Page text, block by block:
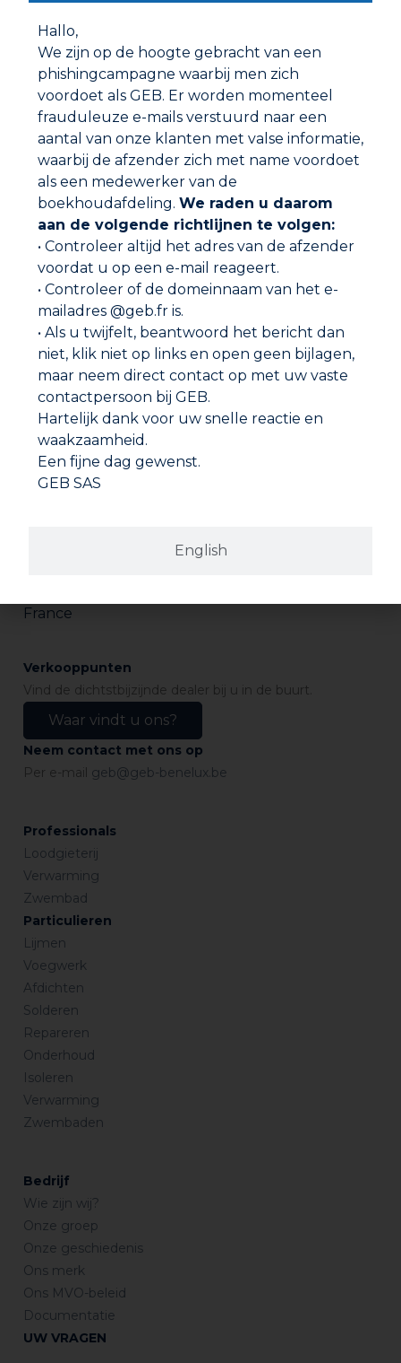
SCHOORSTEENVEEGPOEDER
France
Professionals
Loodgieterij
Verwarming
Zwembad
Particulieren
Lijmen
Voegwerk
Afdichten
Solderen
Repareren
Onderhoud
Isoleren
Verwarming
Zwembaden
Bedrijf
Wie zijn wij?
Onze groep
Onze geschiedenis
Ons merk
Ons MVO-beleid
Documentatie
UW VRAGEN
Verkooppunten
Vind de dichtstbijzijnde dealer bij u in de buurt.
Waar vindt u ons?
Neem contact met ons op
Per e-mail geb@geb-benelux.be
English
Hallo,
We zijn op de hoogte gebracht van een
phishingcampagne waarbij men zich
voordoet als GEB. Er worden momenteel
frauduleuze e-mails verstuurd naar een
aantal van onze klanten met valse informatie,
waarbij de afzender zich met name voordoet
als een medewerker van de
boekhoudafdeling. We raden u daarom
aan de volgende richtlijnen te volgen:
• Controleer altijd het adres van de afzender
voordat u op een e-mail reageert.
• Controleer of de domeinnaam van het e-
mailadres @geb.fr is.
• Als u twijfelt, beantwoord het bericht dan
niet, klik niet op links en open geen bijlagen,
maar neem direct contact op met uw vaste
contactpersoon bij GEB.
Hartelijk dank voor uw snelle reactie en
waakzaamheid.
Een fijne dag gewenst.
GEB SAS